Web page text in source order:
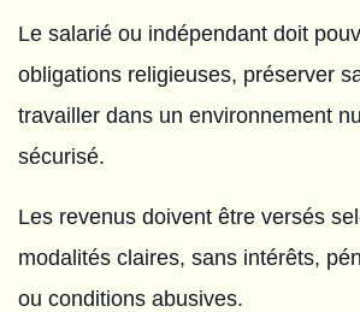
Le salarié ou indépendant doit
obligations religieuses, préserver
travailler dans un environnement
sécurisé.
Les revenus doivent être versés
modalités claires, sans intérêts,
ou conditions abusives.